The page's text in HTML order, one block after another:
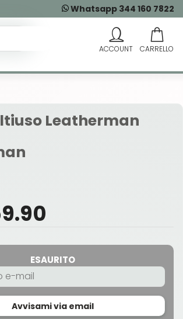
Whatsapp 344 160 7822
Leatherman
ESAURITO
Avvisami via email